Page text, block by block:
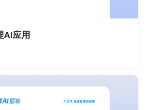
AI应用